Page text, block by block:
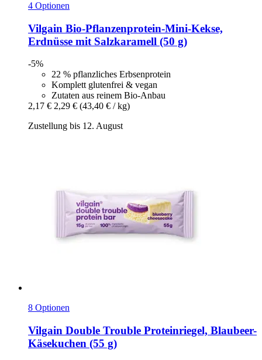
4 Optionen
Vilgain Bio-​Pflanzenprotein-​Mini-​Kekse,
Erdnüsse mit Salzkaramell (50 g)
-5%
22 % pflanzliches Erbsenprotein
Komplett glutenfrei & vegan
Zutaten aus reinem Bio-Anbau
2,17 € 2,29 € (43,40 € / kg)
Zustellung bis 12. August
8 Optionen
Vilgain Double Trouble Proteinriegel, Blaubeer-​
Käsekuchen (55 g)